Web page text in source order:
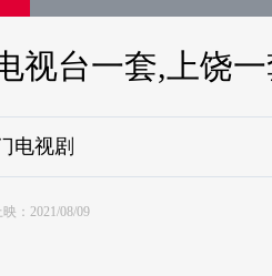
视台一套,上饶
电视
电视剧
映：2021/08/09